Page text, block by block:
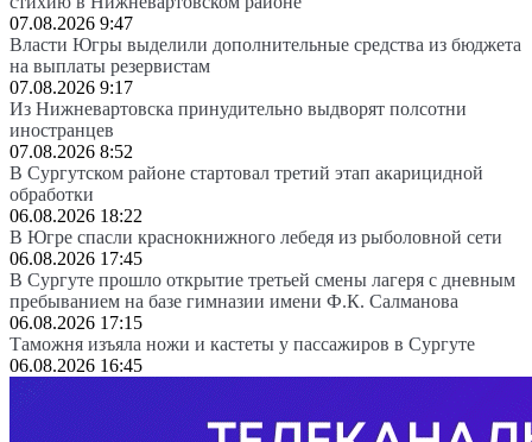
07.08.2026 9:47
Власти Югры выделили дополнительные средства из бюджета
на выплаты резервистам
07.08.2026 9:17
Из Нижневартовска принудительно выдворят полсотни
иностранцев
07.08.2026 8:52
В Сургутском районе стартовал третий этап акарицидной
обработки
06.08.2026 18:22
В Югре спасли краснокнижного лебедя из рыболовной сети
06.08.2026 17:45
В Сургуте прошло открытие третьей смены лагеря с дневным
пребыванием на базе гимназии имени Ф.К. Салманова
06.08.2026 17:15
Таможня изъяла ножи и кастеты у пассажиров в Сургуте
06.08.2026 16:45